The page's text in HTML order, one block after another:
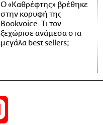
Ο «Καθρέφτης» βρέθηκε
στην κορυφή της
Bookvoice. Τι τον
ξεχώρισε ανάμεσα στα
μεγάλα best sellers;